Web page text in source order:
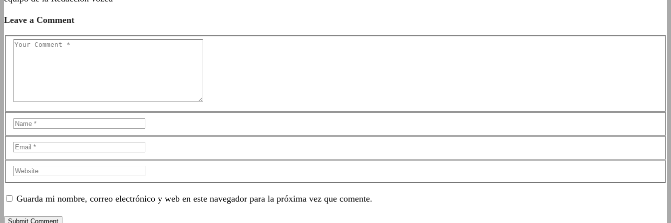
Leave a Comment
Guarda mi nombre, correo electrónico y web en este navegador para la próxima vez que comente.